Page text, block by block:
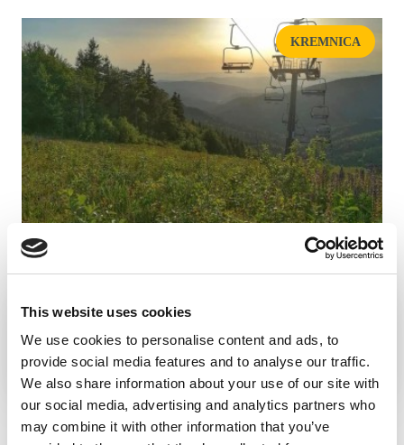
This website uses cookies
We use cookies to personalise content and ads, to
provide social media features and to analyse our traffic.
We also share information about your use of our site with
our social media, advertising and analytics partners who
may combine it with other information that you’ve
KREMNICA
SKALKA KOŁO KREMNICY
KREMNICA